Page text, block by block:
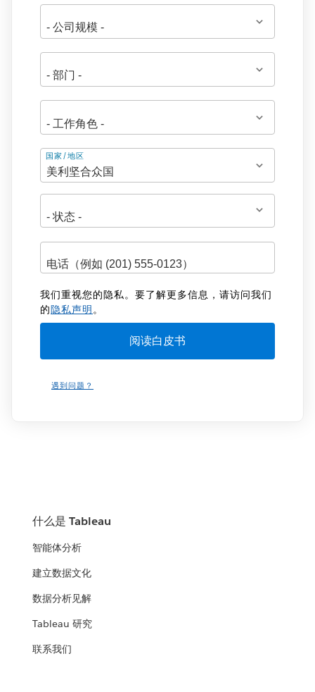
地
址
国家/地区
我们重视您的隐私。要了解更多信息，请访问我们
的隐私声明。
遇到问题？
什么是 Tableau
智能体分析
建立数据文化
数据分析见解
Tableau 研究
联系我们